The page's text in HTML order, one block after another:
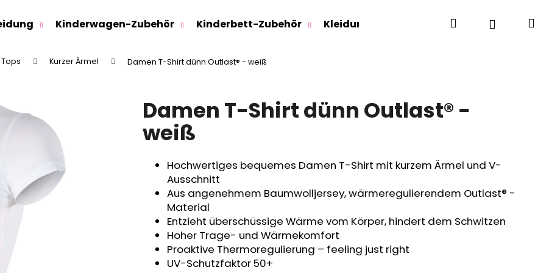
Kinderwagen-Zubehör Kinderbett-Zubehör Kleidung für Jugendliche Für
SuchenLogin
Kurzer Ärmel Damen T-Shirt dünn Outlast® - weiß
Damen T-Shirt dünn Outlast® -
weiß
Hochwertiges bequemes Damen T-Shirt mit kurzem Ärmel und V-
Ausschnitt
Aus angenehmem Baumwolljersey, wärmeregulierendem Outlast® -
Material
Entzieht überschüssige Wärme vom Körper, hindert dem Schwitzen
Hoher Trage- und Wärmekomfort
Proaktive Thermoregulierung – feeling just right
UV-Schutzfaktor 50+
Was suchen Sie?
SUCHEN
Wir empfehlen
SWEATHOSE - DENIM LÖWE
KINDERSITZUNTERLAGE OUTLAST® -